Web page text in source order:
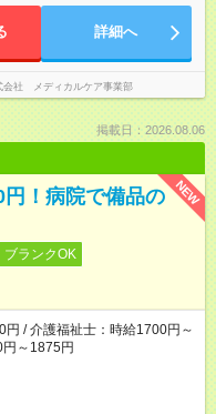
詳細へ
会社 メディカルケア事業部
掲載日：2026.08.06
NEW
円！病院で備品の
ブランクOK
/ 介護福祉士：時給1700円～
～1875円